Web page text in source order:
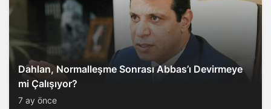
Dahlan, Normalleşme Sonrası Abbas’ı Devirmeye
mi Çalışıyor?
7 ay önce